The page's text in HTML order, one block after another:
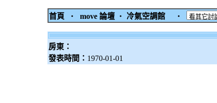
首頁 ‧ move 論壇 ‧ 冷氣空調館 ‧
房東：
發表時間： 1970-01-01